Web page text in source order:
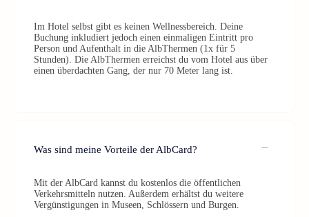
Im Hotel selbst gibt es keinen Wellnessbereich. Deine
Buchung inkludiert jedoch einen einmaligen Eintritt pro
Person und Aufenthalt in die AlbThermen (1x für 5
Stunden). Die AlbThermen erreichst du vom Hotel aus über
einen überdachten Gang, der nur 70 Meter lang ist.
Was sind meine Vorteile der AlbCard?
Mit der AlbCard kannst du kostenlos die öffentlichen
Verkehrsmitteln nutzen. Außerdem erhältst du weitere
Vergünstigungen in Museen, Schlössern und Burgen.